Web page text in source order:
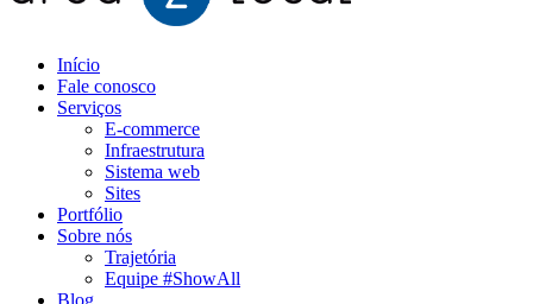
Início
Fale conosco
Serviços
E-commerce
Infraestrutura
Sistema web
Sites
Portfólio
Sobre nós
Trajetória
Equipe #ShowAll
Blog